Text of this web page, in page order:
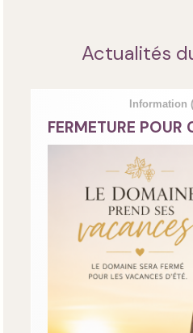
Actualités
Information
FERMETURE POUR